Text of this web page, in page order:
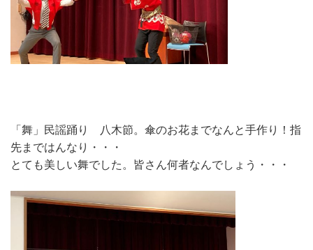
「舞」民謡踊り 八木節。傘のお花までなんと手作り！指
先まではんなり・・・
とても美しい舞でした。皆さん何者なんでしょう・・・